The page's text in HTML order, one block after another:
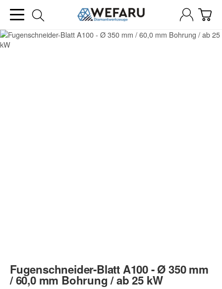
Fugenschneider-Blatt A100 - Ø 350 mm
/ 60,0 mm Bohrung / ab 25 kW